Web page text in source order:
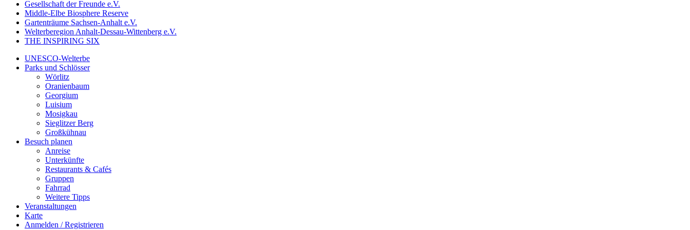
Gesellschaft der Freunde e.V.
Middle-Elbe Biosphere Reserve
Gartenträume Sachsen-Anhalt e.V.
Welterberegion Anhalt-Dessau-Wittenberg e.V.
THE INSPIRING SIX
UNESCO-Welterbe
Parks und Schlösser
Wörlitz
Oranienbaum
Georgium
Luisium
Mosigkau
Sieglitzer Berg
Großkühnau
Besuch planen
Anreise
Unterkünfte
Restaurants & Cafés
Gruppen
Fahrrad
Weitere Tipps
Veranstaltungen
Karte
Anmelden / Registrieren